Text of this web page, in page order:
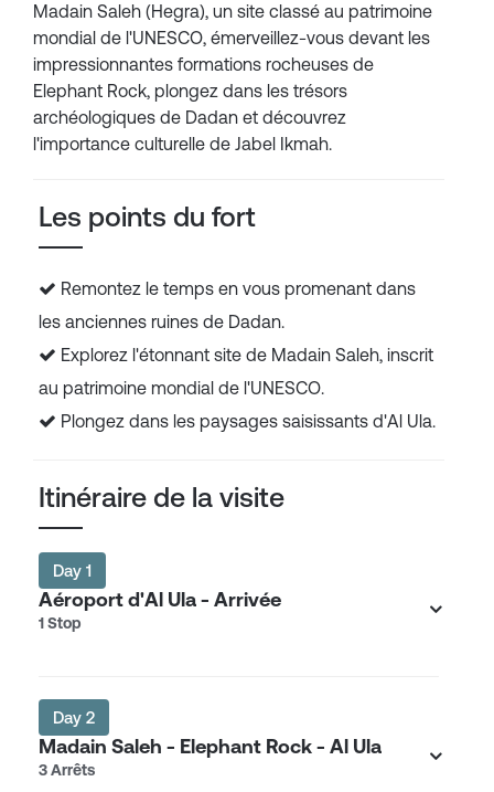
Madain Saleh (Hegra), un site classé au patrimoine
mondial de l'UNESCO, émerveillez-vous devant les
impressionnantes formations rocheuses de
Elephant Rock, plongez dans les trésors
archéologiques de Dadan et découvrez
l'importance culturelle de Jabel Ikmah.
Les points du fort
Remontez le temps en vous promenant dans
les anciennes ruines de Dadan.
Explorez l'étonnant site de Madain Saleh, inscrit
au patrimoine mondial de l'UNESCO.
Plongez dans les paysages saisissants d'Al Ula.
Itinéraire de la visite
Day 1
Aéroport d'Al Ula - Arrivée
1 Stop
Day 2
Madain Saleh - Elephant Rock - Al Ula
3 Arrêts